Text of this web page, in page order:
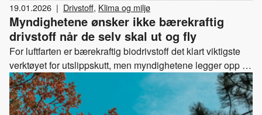
19.01.2026 | Drivstoff, Klima og miljø
Myndighetene ønsker ikke bærekraftig
drivstoff når de selv skal ut og fly
For luftfarten er bærekraftig biodrivstoff det klart viktigste
verktøyet for utslippskutt, men myndighetene legger opp til
at bruken begrenses når offentlig ansatte skal ut og fly. –
Staten motarbeider selskapene som jobber for raskere
utslippskutt fra norske fly, mener Drivkraft Norge.